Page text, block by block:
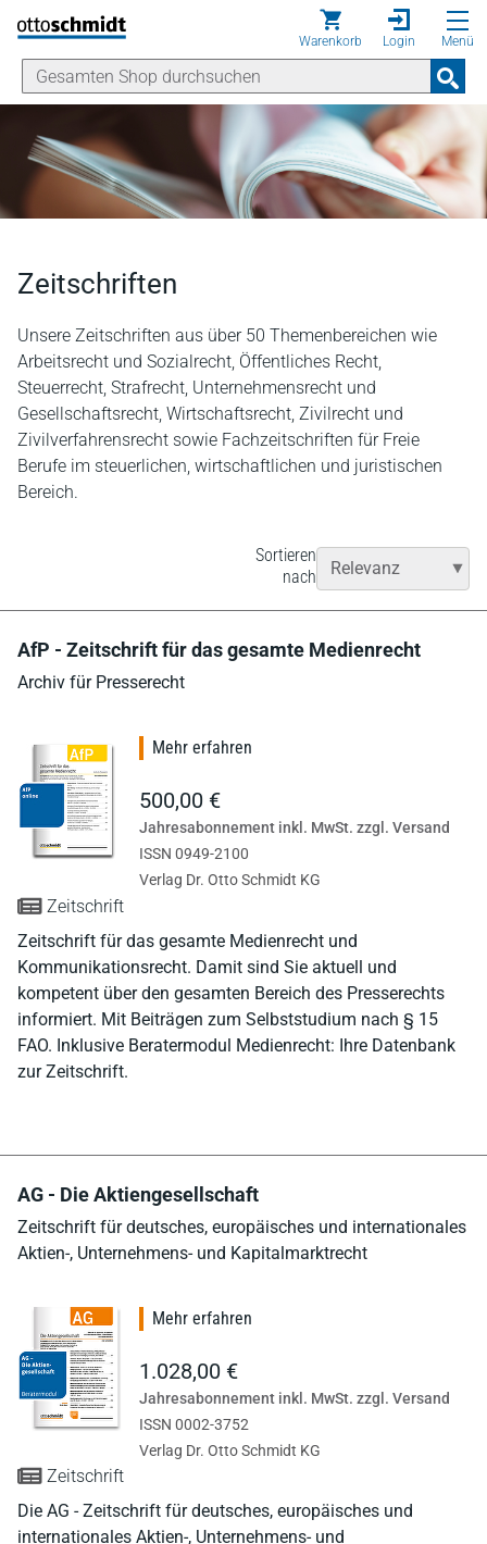
Direkt zum Inhalt
Warenkorb Login Menü
Zeitschriften
Unsere Zeitschriften aus über 50 Themenbereichen wie
Arbeitsrecht und Sozialrecht, Öffentliches Recht,
Steuerrecht, Strafrecht, Unternehmensrecht und
Gesellschaftsrecht, Wirtschaftsrecht, Zivilrecht und
Zivilverfahrensrecht sowie Fachzeitschriften für Freie
Berufe im steuerlichen, wirtschaftlichen und juristischen
Bereich.
Sortieren
nach
AfP - Zeitschrift für das gesamte Medienrecht
Archiv für Presserecht
Zeitschrift
Zeitschrift für das gesamte Medienrecht und
Kommunikationsrecht. Damit sind Sie aktuell und
kompetent über den gesamten Bereich des Presserechts
informiert. Mit Beiträgen zum Selbststudium nach § 15
FAO. Inklusive Beratermodul Medienrecht: Ihre Datenbank
zur Zeitschrift.
Mehr erfahren
500,00 €
Jahresabonnement inkl. MwSt. zzgl. Versand
ISSN 0949-2100
Verlag Dr. Otto Schmidt KG
AG - Die Aktiengesellschaft
Zeitschrift für deutsches, europäisches und internationales
Aktien-, Unternehmens- und Kapitalmarktrecht
Zeitschrift
Die AG - Zeitschrift für deutsches, europäisches und
internationales Aktien-, Unternehmens- und
Mehr erfahren
1.028,00 €
Jahresabonnement inkl. MwSt. zzgl. Versand
ISSN 0002-3752
Verlag Dr. Otto Schmidt KG